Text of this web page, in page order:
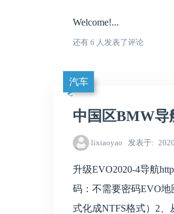
Welcome!...
还有 6 人发表了评论
汽车
中国区BMW导
lixiaoyao 发表于
升级EVO2020-4导航
码：不需要密码EVO
式化成NTFS格式）2